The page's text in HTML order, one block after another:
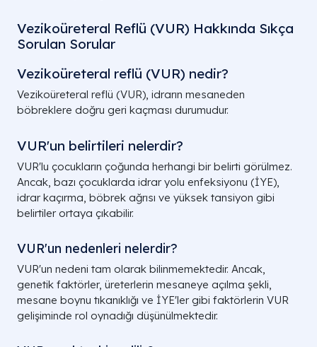
Vezikoüreteral Reflü (VUR) Hakkında Sıkça
Sorulan Sorular
Vezikoüreteral reflü (VUR) nedir?
Vezikoüreteral reflü (VUR), idrarın mesaneden
böbreklere doğru geri kaçması durumudur.
VUR'un belirtileri nelerdir?
VUR'lu çocukların çoğunda herhangi bir belirti görülmez.
Ancak, bazı çocuklarda idrar yolu enfeksiyonu (İYE),
idrar kaçırma, böbrek ağrısı ve yüksek tansiyon gibi
belirtiler ortaya çıkabilir.
VUR'un nedenleri nelerdir?
VUR'un nedeni tam olarak bilinmemektedir. Ancak,
genetik faktörler, üreterlerin mesaneye açılma şekli,
mesane boynu tıkanıklığı ve İYE'ler gibi faktörlerin VUR
gelişiminde rol oynadığı düşünülmektedir.